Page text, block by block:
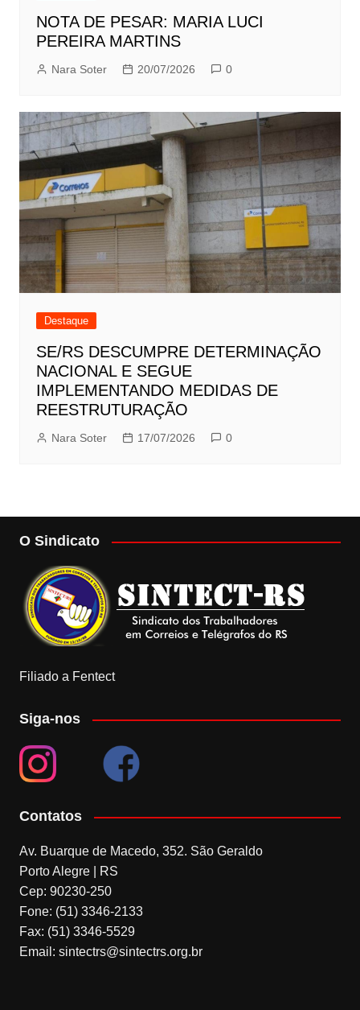
NOTA DE PESAR: MARIA LUCI
PEREIRA MARTINS
Nara Soter 20/07/2026 0
Destaque
SE/RS DESCUMPRE DETERMINAÇÃO
NACIONAL E SEGUE
IMPLEMENTANDO MEDIDAS DE
REESTRUTURAÇÃO
Nara Soter 17/07/2026 0
O Sindicato
Filiado a Fentect
Siga-nos
Contatos
Av. Buarque de Macedo, 352. São Geraldo
Porto Alegre | RS
Cep: 90230-250
Fone: (51) 3346-2133
Fax: (51) 3346-5529
Email: sintectrs@sintectrs.org.br